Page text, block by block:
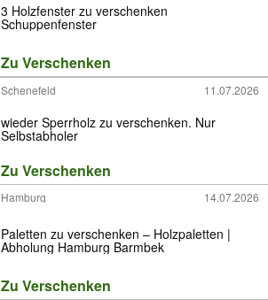
3 Holzfenster zu verschenken
Schuppenfenster
Zu Verschenken
Schenefeld 11.07.2026
wieder Sperrholz zu verschenken. Nur
Selbstabholer
Zu Verschenken
Hamburg 14.07.2026
Paletten zu verschenken – Holzpaletten |
Abholung Hamburg Barmbek
Zu Verschenken